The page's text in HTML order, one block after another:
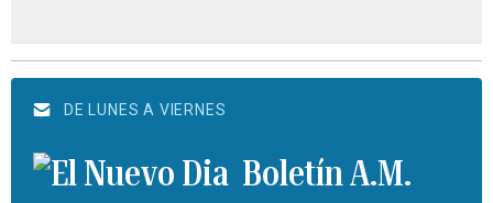
DE LUNES A VIERNES
Boletín A.M.